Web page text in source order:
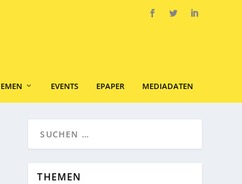
EVENTS EPAPER MEDIADATEN
THEMEN